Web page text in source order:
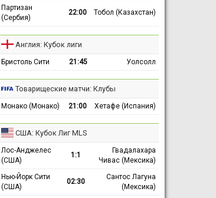
Партизан
(Сербия)
22:00 Тобол (Казахстан)
Англия: Кубок лиги
Бристоль Сити 21:45 Уолсолл
Товарищеские матчи: Клубы
Монако (Монако) 21:00 Хетафе (Испания)
США: Кубок Лиг MLS
Лос-Анджелес
(США)
1:1
Гвадалахара
Чивас (Мексика)
Нью-Йорк Сити
(США)
02:30
Сантос Лагуна
(Мексика)